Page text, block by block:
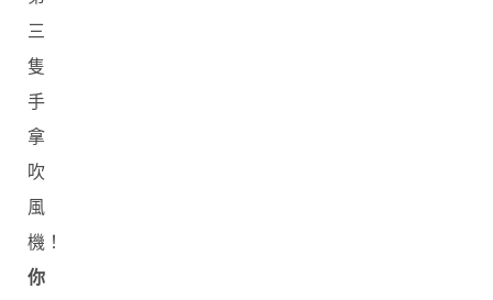
三
隻
手
拿
吹
風
機！
你